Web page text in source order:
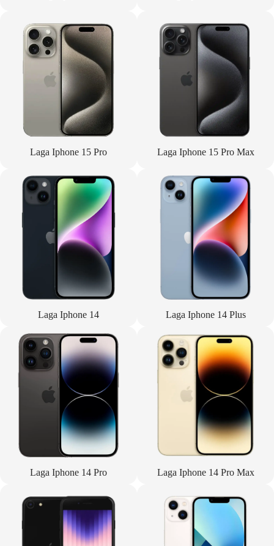
Laga Iphone 15 Pro Laga Iphone 15 Pro Max
Laga Iphone 14 Laga Iphone 14 Plus
Laga Iphone 14 Pro Laga Iphone 14 Pro Max